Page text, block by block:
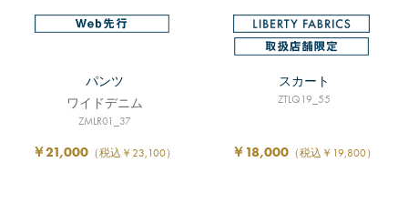
パンツ
ワイドデニム
ZMLR01_37
￥21,000 （税込￥23,100）
スカート
ZTLQ19_55
￥18,000（税込￥19,800）